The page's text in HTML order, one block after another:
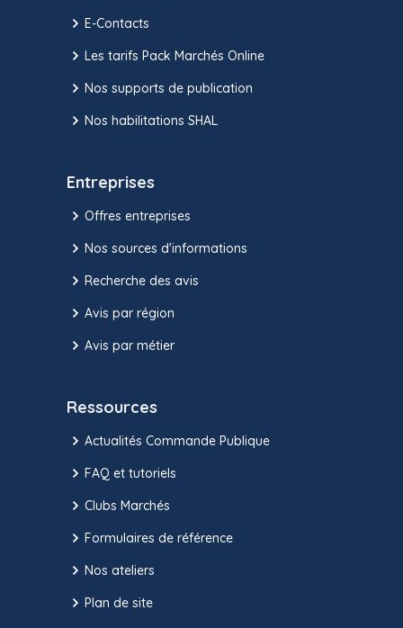
E-Contacts
Les tarifs Pack Marchés Online
Nos supports de publication
Nos habilitations SHAL
Entreprises
Offres entreprises
Nos sources d'informations
Recherche des avis
Avis par région
Avis par métier
Ressources
Actualités Commande Publique
FAQ et tutoriels
Clubs Marchés
Formulaires de référence
Nos ateliers
Plan de site